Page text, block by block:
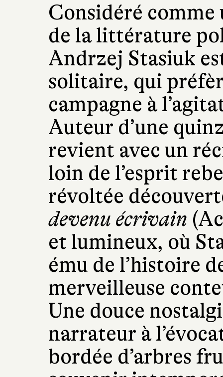
Considéré comme
de la littérature
Andrzej Stasiuk
solitaire, qui
campagne à
Auteur d’une
revient avec un
loin de l’esprit
révoltée
devenu écrivain
et lumineux, où
ému de l’histoire
merveilleuse
Une douce
narrateur à
bordée d’arbres